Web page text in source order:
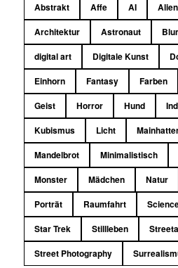
Abstrakt Affe AI Alien
Architektur
Astronaut
digital art
Digitale Kunst
Einhorn
Fantasy Farben
Geist
Horror Hund
Kubismus
Licht
Mandelbrot
Minimalistisch
Monster
Mädchen Natur
Porträt
Raumfahrt
Star Trek
Stillleben
Street Photography